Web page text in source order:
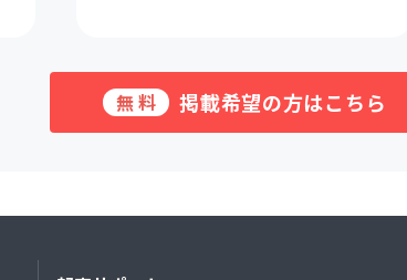
無料 掲載希望の方はこちら